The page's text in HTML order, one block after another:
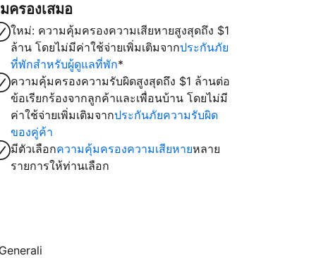
ครองเสมอ
ใหม่: ความคุ้มครองความเสียหายสูงสุดถึง $1
ล้าน โดยไม่มีค่าใช้จ่ายเพิ่มเติมจากประกันภัย
ที่พักสำหรับผู้ดูแลที่พัก*
ความคุ้มครองความรับผิดสูงสุดถึง $1 ล้านต่อ
ข้อเรียกร้องจากลูกค้าและเพื่อนบ้าน โดยไม่มี
ค่าใช้จ่ายเพิ่มเติมจากประกันภัยความรับผิด
ของคู่ค้า
มีตัวเลือกความคุ้มครองความเสียหายหลาย
รายการให้ท่านเลือก